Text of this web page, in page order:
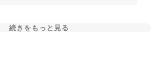
続きをもっと見る